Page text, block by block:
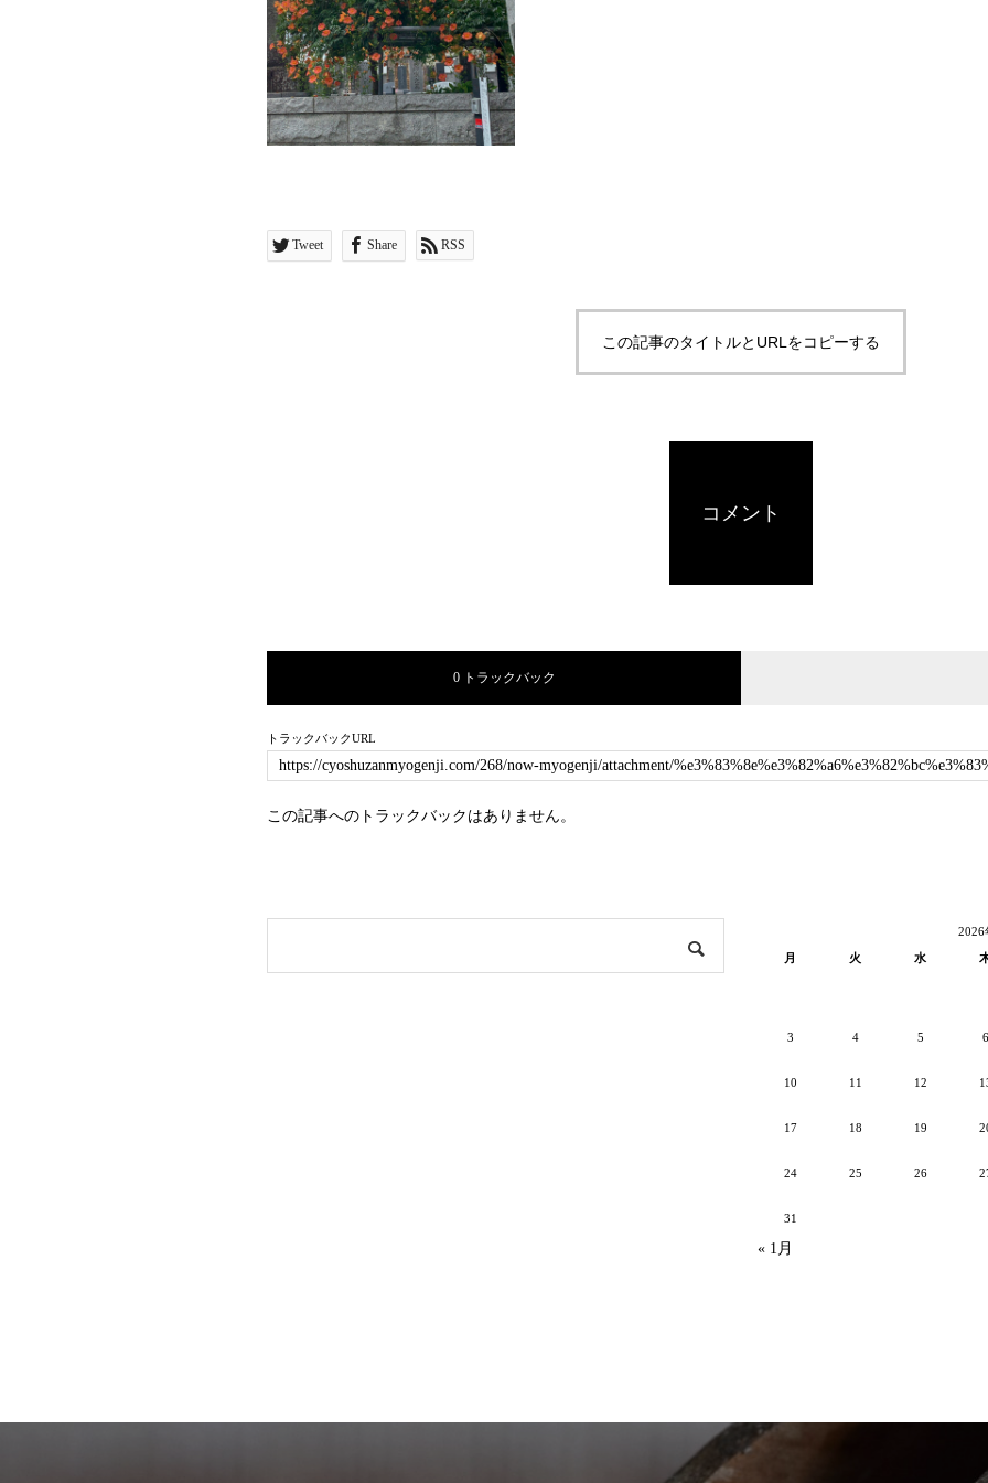
Tweet Share RSS
この記事のタイトルとURLをコピーする
コメント
0 トラックバック
トラックバックURL
この記事へのトラックバックはありません。
2026
月
火 水
3 4 5 6
10 11 12
17 18 19
24 25 26
31
« 1月